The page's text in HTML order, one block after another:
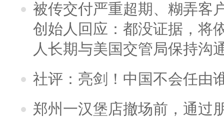
被传交付严重超期、糊弄客
创始人回应：都没证据，将
人长期与美国交管局保持沟
社评：亮剑！中国不会任由
郑州一汉堡店撤场前，通过